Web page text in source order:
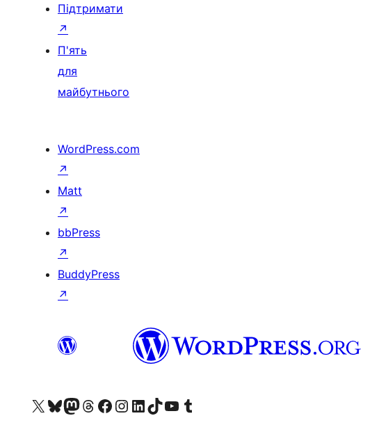
Підтримати
↗
П'ять
для
майбутнього
WordPress.com
↗
Matt
↗
bbPress
↗
BuddyPress
↗
Visit our X (formerly Twitter) account
Visit our Bluesky account
Завітайте до нашої стрічки в Mastodon
Visit our Threads account
Завітайте на нашу сторінку в Facebook
Visit our Instagram account
Visit our LinkedIn account
Visit our TikTok account
Visit our YouTube channel
Visit our Tumblr account